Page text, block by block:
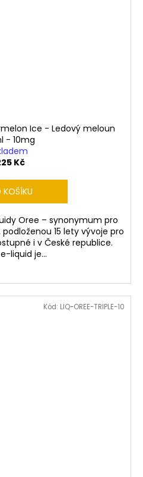
Ice - Ledový meloun
- 10mg
Kč
KOŠÍKU
Oree – synonymum pro
15 lety vývoje pro
i v České republice.
liquid je...
Kód: LIQ-OREE-TRIPLE-10